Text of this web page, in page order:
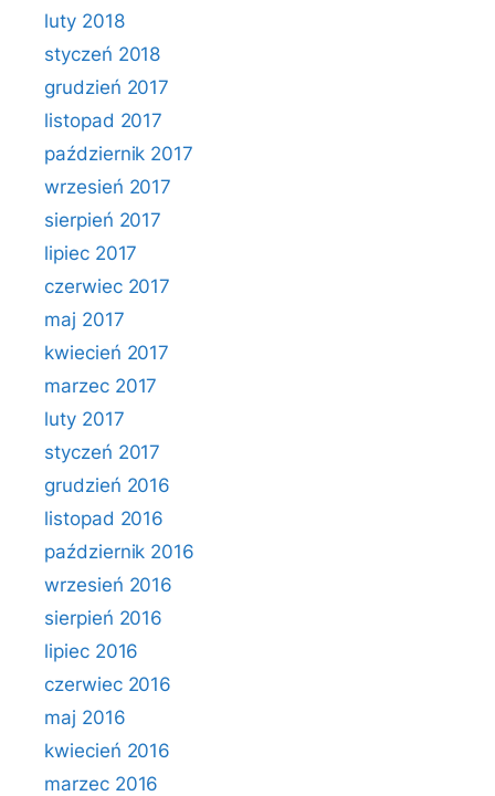
luty 2018
styczeń 2018
grudzień 2017
listopad 2017
październik 2017
wrzesień 2017
sierpień 2017
lipiec 2017
czerwiec 2017
maj 2017
kwiecień 2017
marzec 2017
luty 2017
styczeń 2017
grudzień 2016
listopad 2016
październik 2016
wrzesień 2016
sierpień 2016
lipiec 2016
czerwiec 2016
maj 2016
kwiecień 2016
marzec 2016